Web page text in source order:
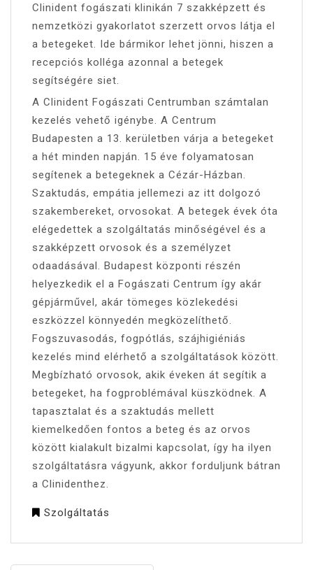
Clinident fogászati klinikán 7 szakképzett és
nemzetközi gyakorlatot szerzett orvos látja el
a betegeket. Ide bármikor lehet jönni, hiszen a
recepciós kolléga azonnal a betegek
segítségére siet.
A Clinident Fogászati Centrumban számtalan
kezelés vehető igénybe. A Centrum
Budapesten a 13. kerületben várja a betegeket
a hét minden napján. 15 éve folyamatosan
segítenek a betegeknek a Cézár-Házban.
Szaktudás, empátia jellemezi az itt dolgozó
szakembereket, orvosokat. A betegek évek óta
elégedettek a szolgáltatás minőségével és a
szakképzett orvosok és a személyzet
odaadásával. Budapest központi részén
helyezkedik el a Fogászati Centrum így akár
gépjárművel, akár tömeges közlekedési
eszközzel könnyedén megközelíthető.
Fogszuvasodás, fogpótlás, szájhigiéniás
kezelés mind elérhető a szolgáltatások között.
Megbízható orvosok, akik éveken át segítik a
betegeket, ha fogproblémával küszködnek. A
tapasztalat és a szaktudás mellett
kiemelkedően fontos a beteg és az orvos
között kialakult bizalmi kapcsolat, így ha ilyen
szolgáltatásra vágyunk, akkor forduljunk bátran
a Clinidenthez.
Szolgáltatás